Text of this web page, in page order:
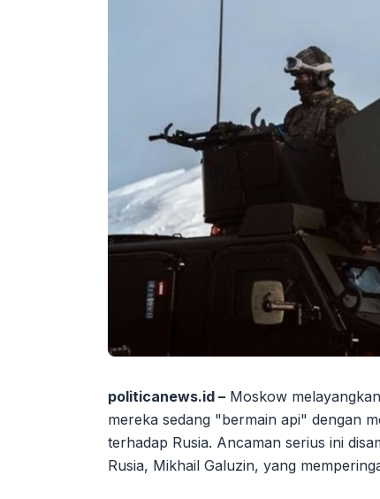
politicanews.id – Moskow
mereka sedang "bermain api" dengan
terhadap Rusia. Ancaman serius ini
Rusia, Mikhail Galuzin, yang